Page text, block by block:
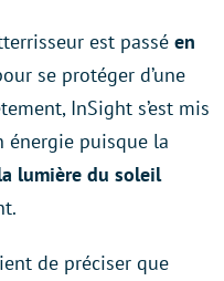
est passé en
se protéger d’une
InSight s’est mis
énergie puisque la
lumière du soleil
de préciser que